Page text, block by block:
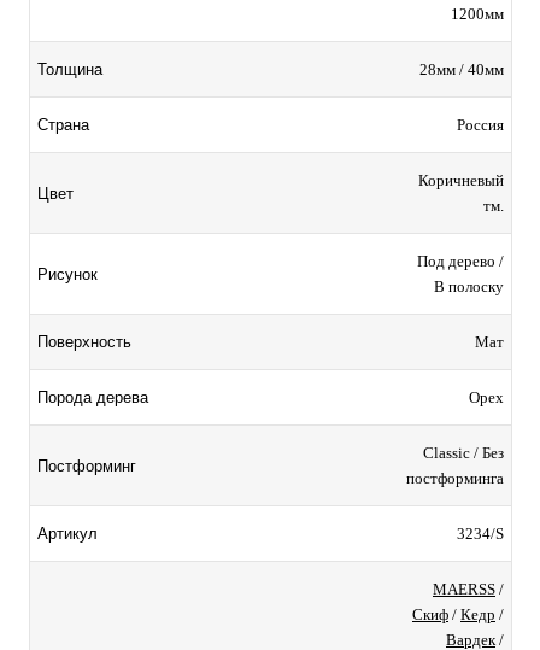
1200мм
Толщина 28мм / 40мм
Страна Россия
Цвет
Коричневый
тм.
Рисунок
Под дерево /
В полоску
Поверхность Мат
Порода дерева Орех
Постформинг
Classic / Без
постформинга
Артикул 3234/S
MAERSS /
Скиф / Кедр /
Вардек/